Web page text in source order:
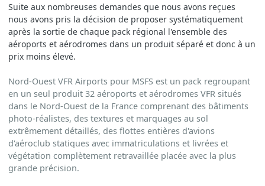
Suite aux nombreuses demandes que nous avons reçues
nous avons pris la décision de proposer systématiquement
après la sortie de chaque pack régional l'ensemble des
aéroports et aérodromes dans un produit séparé et donc à un
prix moins élevé.
Nord-Ouest VFR Airports pour MSFS est un pack regroupant
en un seul produit 32 aéroports et aérodromes VFR situés
dans le Nord-Ouest de la France comprenant des bâtiments
photo-réalistes, des textures et marquages au sol
extrêmement détaillés, des flottes entières d'avions
d'aéroclub statiques avec immatriculations et livrées et
végétation complètement retravaillée placée avec la plus
grande précision.